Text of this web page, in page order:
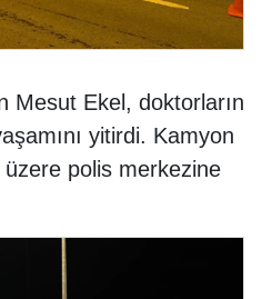
Mesut Ekel, doktorların
yitirdi. Kamyon
polis merkezine